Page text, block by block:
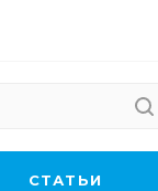
CТАТЬИ